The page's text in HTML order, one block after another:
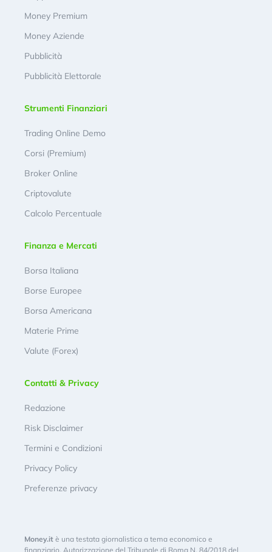
Money Premium
Money Aziende
Pubblicità
Pubblicità Elettorale
Strumenti Finanziari
Trading Online Demo
Corsi (Premium)
Broker Online
Criptovalute
Calcolo Percentuale
Finanza e Mercati
Borsa Italiana
Borse Europee
Borsa Americana
Materie Prime
Valute (Forex)
Contatti & Privacy
Redazione
Risk Disclaimer
Termini e Condizioni
Privacy Policy
Preferenze privacy
Money.it è una testata giornalistica a tema economico e
finanziario. Autorizzazione del Tribunale di Roma N. 84/2018 del